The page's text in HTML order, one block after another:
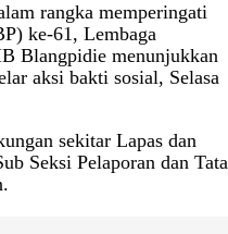
rangka memperingati
ke-61, Lembaga
Blangpidie menunjukkan
aksi bakti sosial, Selasa
sekitar Lapas dan
Seksi Pelaporan dan Tata